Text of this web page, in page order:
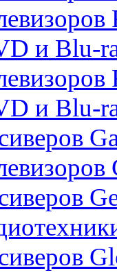
и Blu-
и Blu-